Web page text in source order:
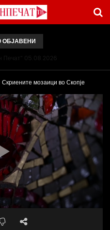
ОБЈАВЕНИ
Печат“ 05.08.2026
Скриените мозаици во Скопје